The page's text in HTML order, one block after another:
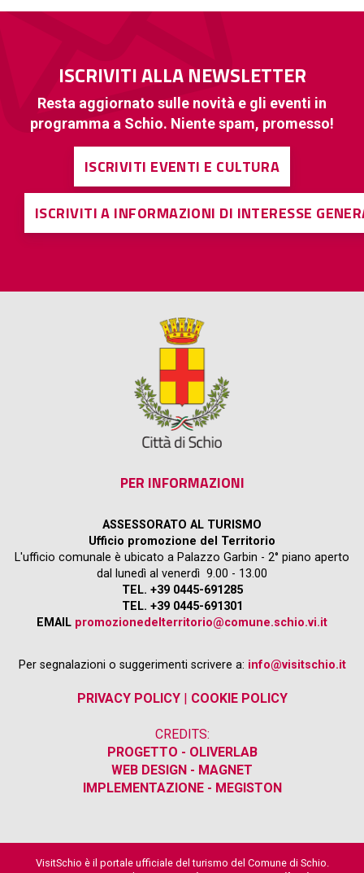
ISCRIVITI ALLA NEWSLETTER
Resta aggiornato sulle novità e gli eventi in
programma a Schio. Niente spam, promesso!
ISCRIVITI EVENTI E CULTURA
ISCRIVITI A INFORMAZIONI DI INTERESSE
PER INFORMAZIONI
ASSESSORATO AL TURISMO
Ufficio promozione del Territorio
L'ufficio comunale è ubicato a Palazzo Garbin - 2° piano aperto
dal lunedì al venerdì 9.00 - 13.00
TEL. +39 0445-691285
TEL. +39 0445-691301
EMAIL promozionedelterritorio@comune.schio.vi.it
Per segnalazioni o suggerimenti scrivere a: info@visitschio.it
PRIVACY POLICY| COOKIE POLICY
CREDITS:
PROGETTO - OLIVERLAB
WEB DESIGN - MAGNET
IMPLEMENTAZIONE - MEGISTON
VisitSchio è il portale ufficiale del turismo del Comune di Schio.